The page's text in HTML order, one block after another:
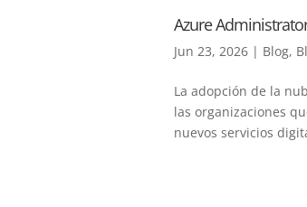
Azure
Jun 23, 2026 | Blog,
La adopción de la
las organizaciones
nuevos servicios